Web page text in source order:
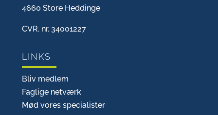
4660 Store Heddinge
CVR. nr. 34001227
LINKS
Bliv medlem
Faglige netværk
Mød vores specialister